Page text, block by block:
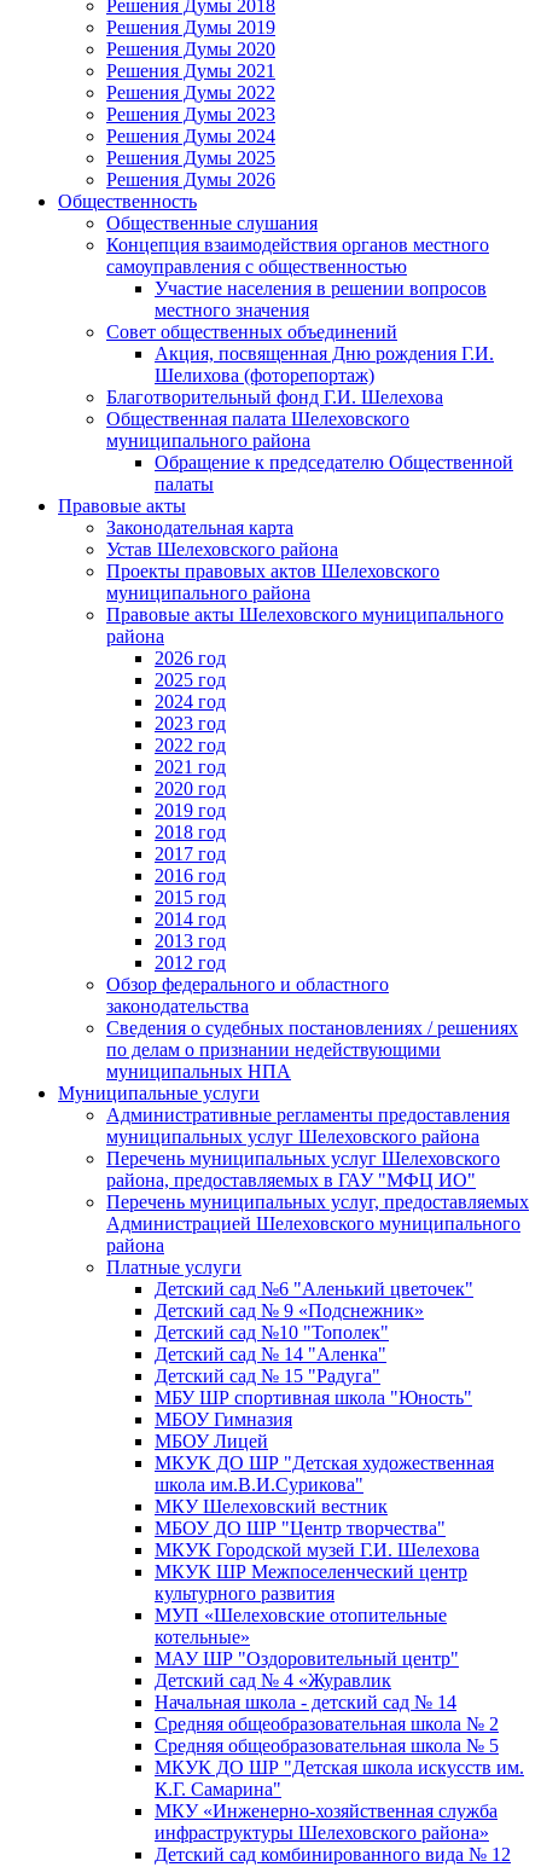
Решения Думы 2018
Решения Думы 2019
Решения Думы 2020
Решения Думы 2021
Решения Думы 2022
Решения Думы 2023
Решения Думы 2024
Решения Думы 2025
Решения Думы 2026
Общественность
Общественные слушания
Концепция взаимодействия органов местного
самоуправления с общественностью
Участие населения в решении вопросов
местного значения
Совет общественных объединений
Акция, посвященная Дню рождения Г.И.
Шелихова (фоторепортаж)
Благотворительный фонд Г.И. Шелехова
Общественная палата Шелеховского
муниципального района
Обращение к председателю Общественной
палаты
Правовые акты
Законодательная карта
Устав Шелеховского района
Проекты правовых актов Шелеховского
муниципального района
Правовые акты Шелеховского муниципального
района
2026 год
2025 год
2024 год
2023 год
2022 год
2021 год
2020 год
2019 год
2018 год
2017 год
2016 год
2015 год
2014 год
2013 год
2012 год
Обзор федерального и областного
законодательства
Сведения о судебных постановлениях / решениях
по делам о признании недействующими
муниципальных НПА
Муниципальные услуги
Административные регламенты предоставления
муниципальных услуг Шелеховского района
Перечень муниципальных услуг Шелеховского
района, предоставляемых в ГАУ "МФЦ ИО"
Перечень муниципальных услуг, предоставляемых
Администрацией Шелеховского муниципального
района
Платные услуги
Детский сад №6 "Аленький цветочек"
Детский сад № 9 «Подснежник»
Детский сад №10 "Тополек"
Детский сад № 14 "Аленка"
Детский сад № 15 "Радуга"
МБУ ШР спортивная школа "Юность"
МБОУ Гимназия
МБОУ Лицей
МКУК ДО ШР "Детская художественная
школа им.В.И.Сурикова"
МКУ Шелеховский вестник
МБОУ ДО ШР "Центр творчества"
МКУК Городской музей Г.И. Шелехова
МКУК ШР Межпоселенческий центр
культурного развития
МУП «Шелеховские отопительные
котельные»
МАУ ШР "Оздоровительный центр"
Детский сад № 4 «Журавлик
Начальная школа - детский сад № 14
Средняя общеобразовательная школа № 2
Средняя общеобразовательная школа № 5
МКУК ДО ШР "Детская школа искусств им.
К.Г. Самарина"
МКУ «Инженерно-хозяйственная служба
инфраструктуры Шелеховского района»
Детский сад комбинированного вида № 12